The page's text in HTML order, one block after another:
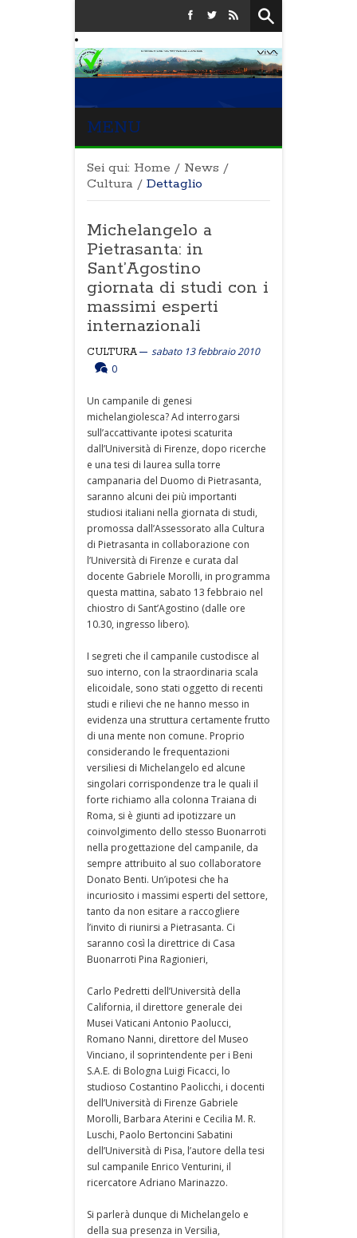
MENU
Sei qui: Home / News /
Cultura / Dettaglio
Michelangelo a
Pietrasanta: in
Sant’Agostino
giornata di studi con i
massimi esperti
internazionali
CULTURA
sabato 13 febbraio 2010
0
Un campanile di genesi
michelangiolesca? Ad interrogarsi
sull’accattivante ipotesi scaturita
dall’Università di Firenze, dopo ricerche
e una tesi di laurea sulla torre
campanaria del Duomo di Pietrasanta,
saranno alcuni dei più importanti
studiosi italiani nella giornata di studi,
promossa dall’Assessorato alla Cultura
di Pietrasanta in collaborazione con
l’Università di Firenze e curata dal
docente Gabriele Morolli, in programma
questa mattina, sabato 13 febbraio nel
chiostro di Sant’Agostino (dalle ore
10.30, ingresso libero).
I segreti che il campanile custodisce al
suo interno, con la straordinaria scala
elicoidale, sono stati oggetto di recenti
studi e rilievi che ne hanno messo in
evidenza una struttura certamente frutto
di una mente non comune. Proprio
considerando le frequentazioni
versiliesi di Michelangelo ed alcune
singolari corrispondenze tra le quali il
forte richiamo alla colonna Traiana di
Roma, si è giunti ad ipotizzare un
coinvolgimento dello stesso Buonarroti
nella progettazione del campanile, da
sempre attribuito al suo collaboratore
Donato Benti. Un’ipotesi che ha
incuriosito i massimi esperti del settore,
tanto da non esitare a raccogliere
l’invito di riunirsi a Pietrasanta. Ci
saranno così la direttrice di Casa
Buonarroti Pina Ragionieri,
Carlo Pedretti dell’Università della
California, il direttore generale dei
Musei Vaticani Antonio Paolucci,
Romano Nanni, direttore del Museo
Vinciano, il soprintendente per i Beni
S.A.E. di Bologna Luigi Ficacci, lo
studioso Costantino Paolicchi, i docenti
dell’Università di Firenze Gabriele
Morolli, Barbara Aterini e Cecilia M. R.
Luschi, Paolo Bertoncini Sabatini
dell’Università di Pisa, l’autore della tesi
sul campanile Enrico Venturini, il
ricercatore Adriano Marinazzo.
Si parlerà dunque di Michelangelo e
della sua presenza in Versilia,